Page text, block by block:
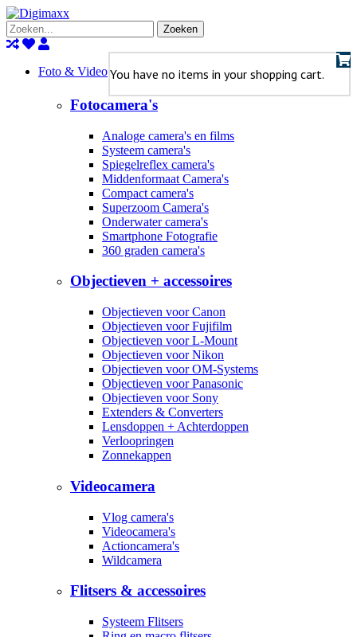
Zoeken
You have no items in your shopping cart.
Foto & Video
Fotocamera's
Analoge camera's en films
Systeem camera's
Spiegelreflex camera's
Middenformaat Camera's
Compact camera's
Superzoom Camera's
Onderwater camera's
Smartphone Fotografie
360 graden camera's
Objectieven + accessoires
Objectieven voor Canon
Objectieven voor Fujifilm
Objectieven voor L-Mount
Objectieven voor Nikon
Objectieven voor OM-Systems
Objectieven voor Panasonic
Objectieven voor Sony
Extenders & Converters
Lensdoppen + Achterdoppen
Verloopringen
Zonnekappen
Videocamera
Vlog camera's
Videocamera's
Actioncamera's
Wildcamera
Flitsers & accessoires
Systeem Flitsers